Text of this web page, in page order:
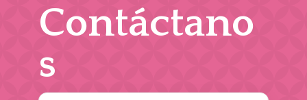
Contáctano
s